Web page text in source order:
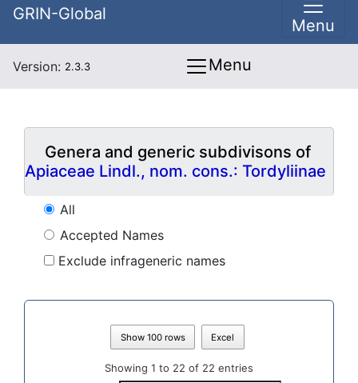
GRIN-Global
Menu
Version: 2.3.3 Menu
Genera and generic subdivisons of
Apiaceae Lindl., nom. cons.: Tordyliinae
All
Accepted Names
Exclude infrageneric names
Show 100 rows Excel
Showing 1 to 22 of 22 entries